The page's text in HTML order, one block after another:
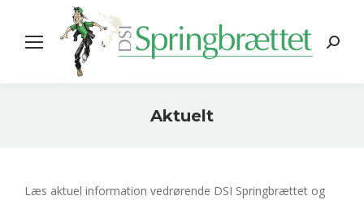
Search:
Aktuelt
Læs aktuel information vedrørende DSI Springbrættet og